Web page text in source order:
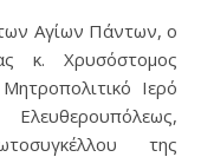
Αγίων Πάντων, ο
κ. Χρυσόστομος
Ιερό
της